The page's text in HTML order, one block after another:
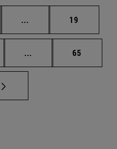
... Páginas intermedias
Página
19
... Páginas intermedias
Página
65